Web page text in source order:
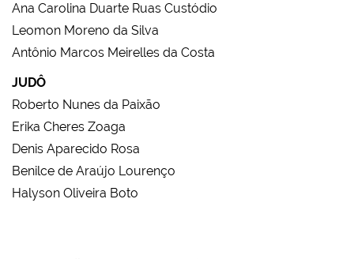
Ana Carolina Duarte Ruas Custódio
Leomon Moreno da Silva
Antônio Marcos Meirelles da Costa
JUDÔ
Roberto Nunes da Paixão
Erika Cheres Zoaga
Denis Aparecido Rosa
Benilce de Araújo Lourenço
Halyson Oliveira Boto